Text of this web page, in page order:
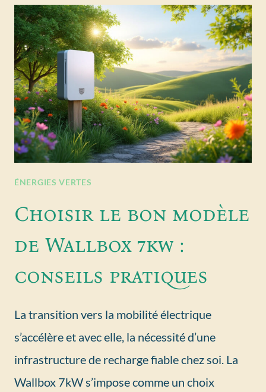
ÉNERGIES VERTES
Choisir le bon modèle
de Wallbox 7kw :
conseils pratiques
La transition vers la mobilité électrique
s’accélère et avec elle, la nécessité d’une
infrastructure de recharge fiable chez soi. La
Wallbox 7kW s’impose comme un choix